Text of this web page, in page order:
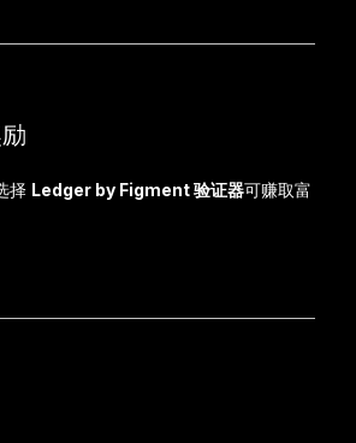
择 Ledger by Figment 验证器可赚取富